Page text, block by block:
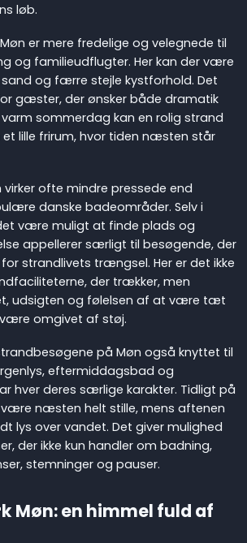
løb.
er mere fredelige og velegnede til
og familieudflugter. Her kan der være
og færre stejle kystforhold. Det
gæster, der ønsker både dramatik
sommerdag kan en rolig strand
lille frirum, hvor tiden næsten står
virker ofte mindre pressede end
danske badeområder. Selv i
være muligt at finde plads og
appellerer særligt til besøgende, der
strandlivets trængsel. Her er det ikke
der trækker, men
udsigten og følelsen af at være tæt
omgivet af støj.
på Møn også knyttet til
eftermiddagsbad og
hver deres særlige karakter. Tidligt på
næsten helt stille, mens aftenen
lys over vandet. Det giver mulighed
der ikke kun handler om badning,
stemninger og pauser.
Møn: en himmel fuld af